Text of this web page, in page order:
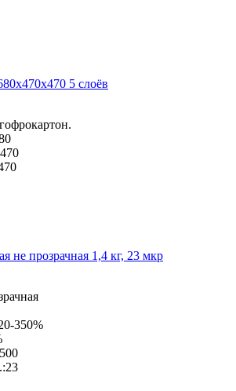
5 слоёв
не прозрачная 1,4 кг, 23 мкр
350%